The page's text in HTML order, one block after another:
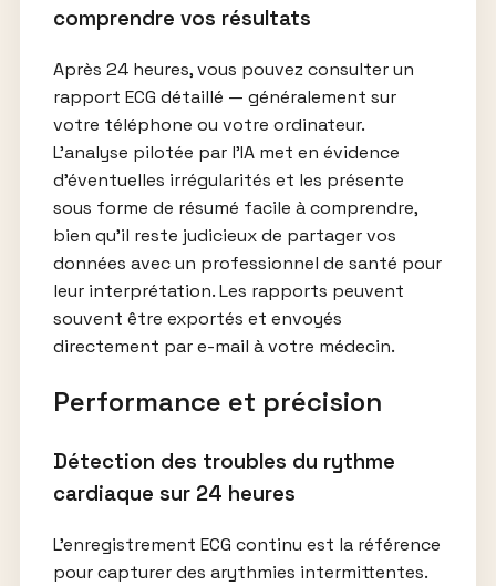
comprendre vos résultats
Après 24 heures, vous pouvez consulter un
rapport ECG détaillé — généralement sur
votre téléphone ou votre ordinateur.
L’analyse pilotée par l’IA met en évidence
d’éventuelles irrégularités et les présente
sous forme de résumé facile à comprendre,
bien qu’il reste judicieux de partager vos
données avec un professionnel de santé pour
leur interprétation. Les rapports peuvent
souvent être exportés et envoyés
directement par e-mail à votre médecin.
Performance et précision
Détection des troubles du rythme
cardiaque sur 24 heures
L’enregistrement ECG continu est la référence
pour capturer des arythmies intermittentes.